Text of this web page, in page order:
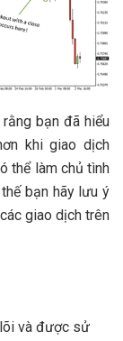
bạn đã hiểu
khi giao dịch
thể làm chủ tình
bạn hãy lưu ý
giao dịch trên
và được sử